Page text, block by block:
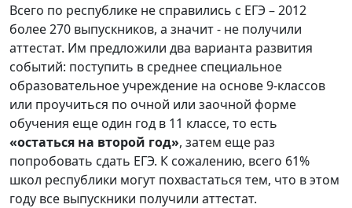
Всего по республике не справились с ЕГЭ – 2012
более 270 выпускников, а значит - не получили
аттестат. Им предложили два варианта развития
событий: поступить в среднее специальное
образовательное учреждение на основе 9-классов
или проучиться по очной или заочной форме
обучения еще один год в 11 классе, то есть
«остаться на второй год», затем еще раз
попробовать сдать ЕГЭ. К сожалению, всего 61%
школ республики могут похвастаться тем, что в этом
году все выпускники получили аттестат.